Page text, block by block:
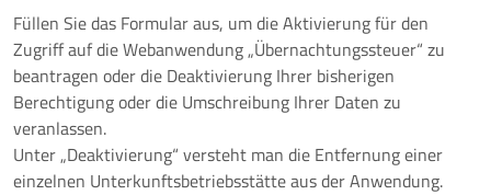
Füllen Sie das Formular aus, um die Aktivierung für den
Zugriff auf die Webanwendung „Übernachtungssteuer“ zu
beantragen oder die Deaktivierung Ihrer bisherigen
Berechtigung oder die Umschreibung Ihrer Daten zu
veranlassen.​
Unter „Deaktivierung“ versteht man die Entfernung einer
einzelnen Unterkunftsbetriebsstätte aus der Anwendung.​